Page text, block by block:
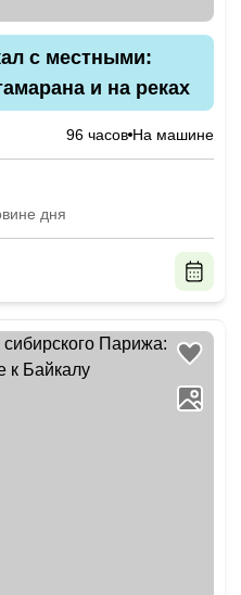
с местными:
и на реках
96 часов На машине
дня